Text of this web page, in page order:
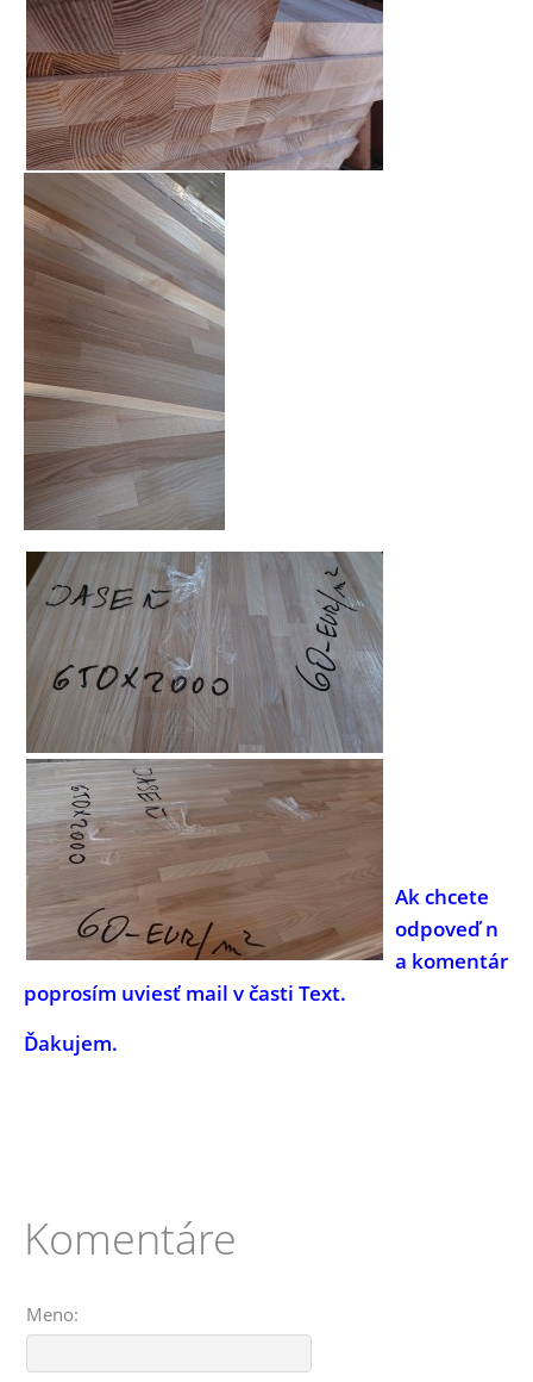
Ak chcete
odpoveď n
a komentár
poprosím uviesť mail v časti Text.
Ďakujem.
Komentáre
Meno: